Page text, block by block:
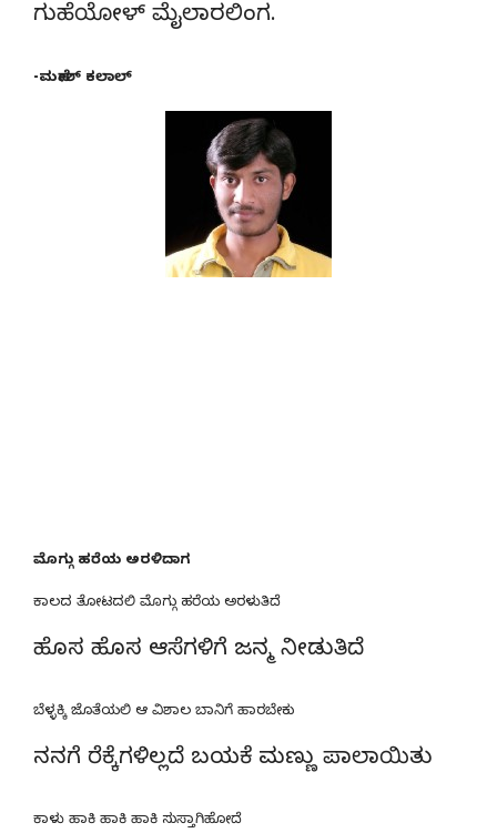
ಗುಹೆಯೋಳ್ ಮೈಲಾರಲಿಂಗ.
-ಮಹೇಶ್ ಕಲಾಲ್
ಮೊಗ್ಗು ಹರೆಯ ಅರಳಿದಾಗ
ಕಾಲದ ತೋಟದಲಿ ಮೊಗ್ಗು ಹರೆಯ ಅರಳುತಿದೆ
ಹೊಸ ಹೊಸ ಆಸೆಗಳಿಗೆ ಜನ್ಮ ನೀಡುತಿದೆ
ಬೆಳ್ಳಕ್ಕಿ ಜೊತೆಯಲಿ ಆ ವಿಶಾಲ ಬಾನಿಗೆ ಹಾರಬೇಕು
ನನಗೆ ರೆಕ್ಕೆಗಳಿಲ್ಲದೆ ಬಯಕೆ ಮಣ್ಣು ಪಾಲಾಯಿತು
ಕಾಳು ಹಾಕಿ ಹಾಕಿ ಹಾಕಿ ಸುಸ್ತಾಗಿಹೋದೆ